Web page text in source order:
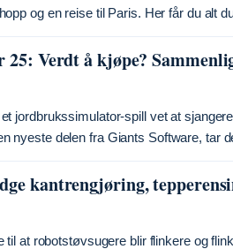
og en reise til Paris. Her får du alt
Verdt å kjøpe?
jordbrukssimulator-spill vet at
nyeste delen fra Giants Software, tar
kantrengjøring,
til at robotstøvsugere blir flinkere og